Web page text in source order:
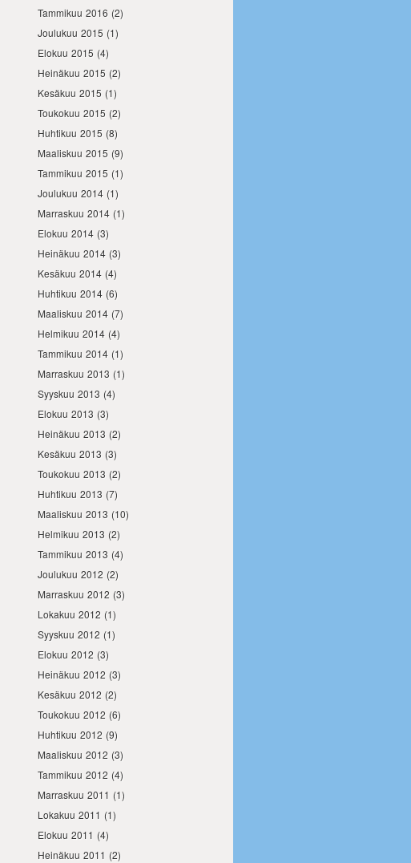
Tammikuu 2016 (2)
Joulukuu 2015 (1)
Elokuu 2015 (4)
Heinäkuu 2015 (2)
Kesäkuu 2015 (1)
Toukokuu 2015 (2)
Huhtikuu 2015 (8)
Maaliskuu 2015 (9)
Tammikuu 2015 (1)
Joulukuu 2014 (1)
Marraskuu 2014 (1)
Elokuu 2014 (3)
Heinäkuu 2014 (3)
Kesäkuu 2014 (4)
Huhtikuu 2014 (6)
Maaliskuu 2014 (7)
Helmikuu 2014 (4)
Tammikuu 2014 (1)
Marraskuu 2013 (1)
Syyskuu 2013 (4)
Elokuu 2013 (3)
Heinäkuu 2013 (2)
Kesäkuu 2013 (3)
Toukokuu 2013 (2)
Huhtikuu 2013 (7)
Maaliskuu 2013 (10)
Helmikuu 2013 (2)
Tammikuu 2013 (4)
Joulukuu 2012 (2)
Marraskuu 2012 (3)
Lokakuu 2012 (1)
Syyskuu 2012 (1)
Elokuu 2012 (3)
Heinäkuu 2012 (3)
Kesäkuu 2012 (2)
Toukokuu 2012 (6)
Huhtikuu 2012 (9)
Maaliskuu 2012 (3)
Tammikuu 2012 (4)
Marraskuu 2011 (1)
Lokakuu 2011 (1)
Elokuu 2011 (4)
Heinäkuu 2011 (2)